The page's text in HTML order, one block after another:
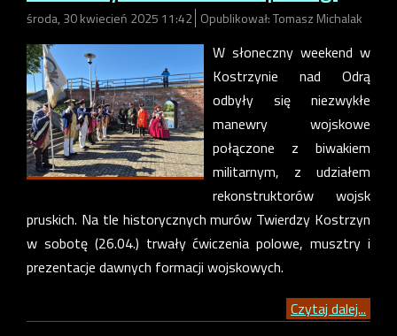
środa, 30 kwiecień 2025 11:42 Opublikował: Tomasz Michalak
W słoneczny weekend w
Kostrzynie nad Odrą
odbyły się niezwykłe
manewry wojskowe
połączone z biwakiem
militarnym, z udziałem
rekonstruktorów wojsk
pruskich. Na tle historycznych murów Twierdzy Kostrzyn
w sobotę (26.04.) trwały ćwiczenia polowe, musztry i
prezentacje dawnych formacji wojskowych.
Czytaj dalej...